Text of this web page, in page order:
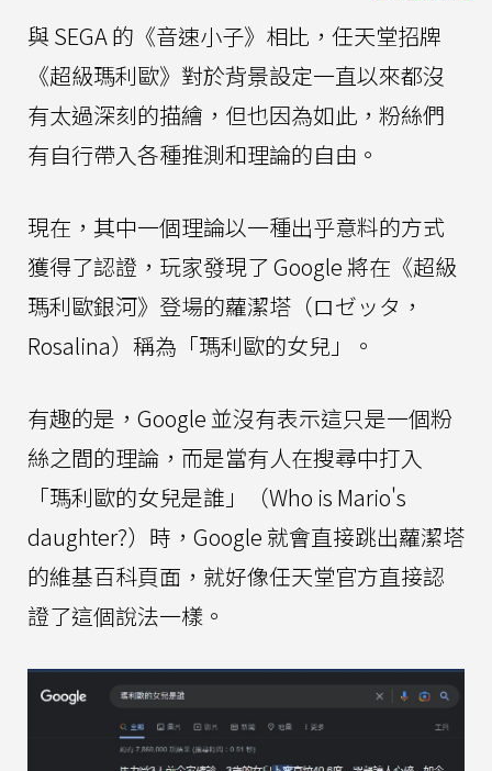
與 SEGA 的《音速小子》相比，任天堂招牌
《超級瑪利歐》對於背景設定一直以來都沒
有太過深刻的描繪，但也因為如此，粉絲們
有自行帶入各種推測和理論的自由。
現在，其中一個理論以一種出乎意料的方式
獲得了認證，玩家發現了 Google 將在《超級
瑪利歐銀河》登場的蘿潔塔（ロゼッタ，
Rosalina）稱為「瑪利歐的女兒」。
有趣的是，Google 並沒有表示這只是一個粉
絲之間的理論，而是當有人在搜尋中打入
「瑪利歐的女兒是誰」（Who is Mario's
daughter?）時，Google 就會直接跳出蘿潔塔
的維基百科頁面，就好像任天堂官方直接認
證了這個說法一樣。